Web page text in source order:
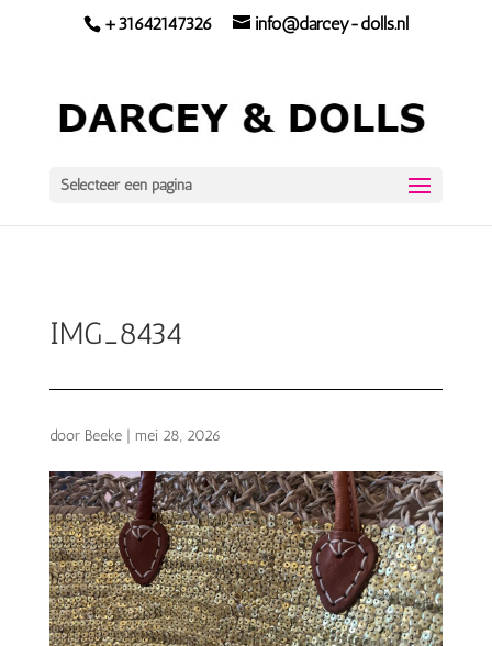
+31642147326 info@darcey-dolls.nl
Selecteer een pagina
IMG_8434
door Beeke| mei 28, 2026